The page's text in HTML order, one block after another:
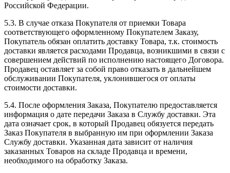
Российской Федерации.
5.3. В случае отказа Покупателя от приемки Товара
соответствующего оформленному Покупателем Заказу,
Покупатель обязан оплатить доставку Товара, т.к. стоимость
доставки является расходами Продавца, возникшими в связи с
совершением действий по исполнению настоящего Договора.
Продавец оставляет за собой право отказать в дальнейшем
обслуживании Покупателя, уклонившегося от оплаты
стоимости доставки.
5.4. После оформления Заказа, Покупателю предоставляется
информация о дате передачи Заказа в Службу доставки. Эта
дата означает срок, в который Продавец обязуется передать
Заказ Покупателя в выбранную им при оформлении Заказа
Службу доставки. Указанная дата зависит от наличия
заказанных Товаров на складе Продавца и времени,
необходимого на обработку Заказа.